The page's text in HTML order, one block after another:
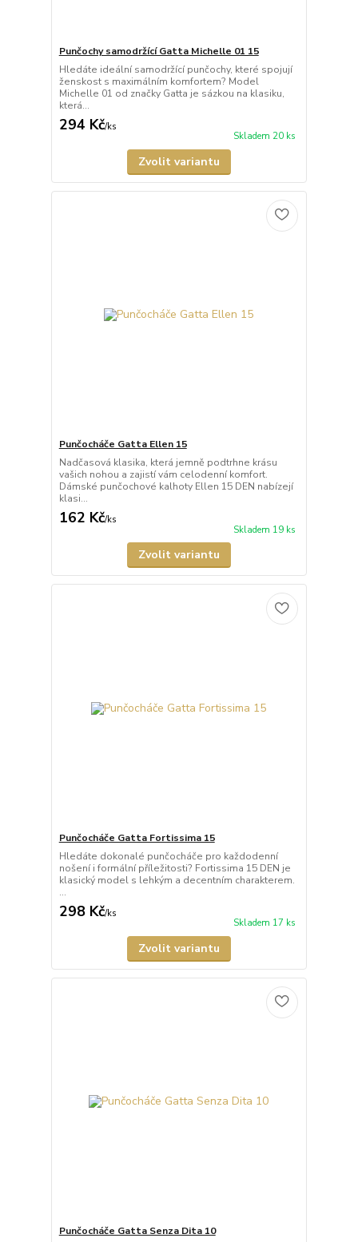
Punčochy samodržící Gatta Michelle 01 15
Hledáte ideální samodržící punčochy, které spojují
ženskost s maximálním komfortem? Model
Michelle 01 od značky Gatta je sázkou na klasiku,
která...
294 Kč/ks
Skladem 20 ks
Zvolit variantu
Punčocháče Gatta Ellen 15
Nadčasová klasika, která jemně podtrhne krásu
vašich nohou a zajistí vám celodenní komfort.
Dámské punčochové kalhoty Ellen 15 DEN nabízejí
klasi...
162 Kč/ks
Skladem 19 ks
Zvolit variantu
Punčocháče Gatta Fortissima 15
Hledáte dokonalé punčocháče pro každodenní
nošení i formální příležitosti? Fortissima 15 DEN je
klasický model s lehkým a decentním charakterem.
...
298 Kč/ks
Skladem 17 ks
Zvolit variantu
Punčocháče Gatta Senza Dita 10